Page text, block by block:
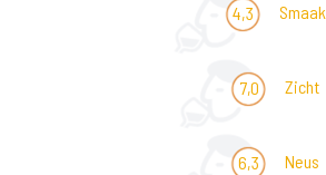
4,3 Smaak
7,0 Zicht
6,3 Neus